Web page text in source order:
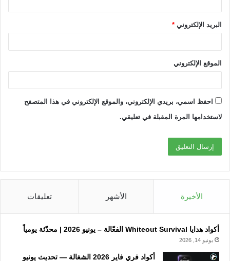
البريد الإلكتروني *
الموقع الإلكتروني
احفظ اسمي، بريدي الإلكتروني، والموقع الإلكتروني في هذا المتصفح
لاستخدامها المرة المقبلة في تعليقي.
الأخيرة الأشهر تعليقات
أكواد هدايا Whiteout Survival الفعّالة – يونيو 2026 | محدّثة يومياً
يونيو 14, 2026
أكواد فري فاير 2026 الشغالة — تحديث يونيو